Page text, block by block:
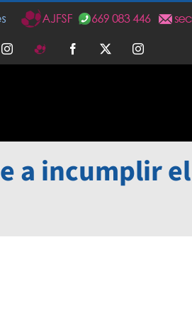
Instagram
AJFSF FacebookTwitterInstagram
a incumplir